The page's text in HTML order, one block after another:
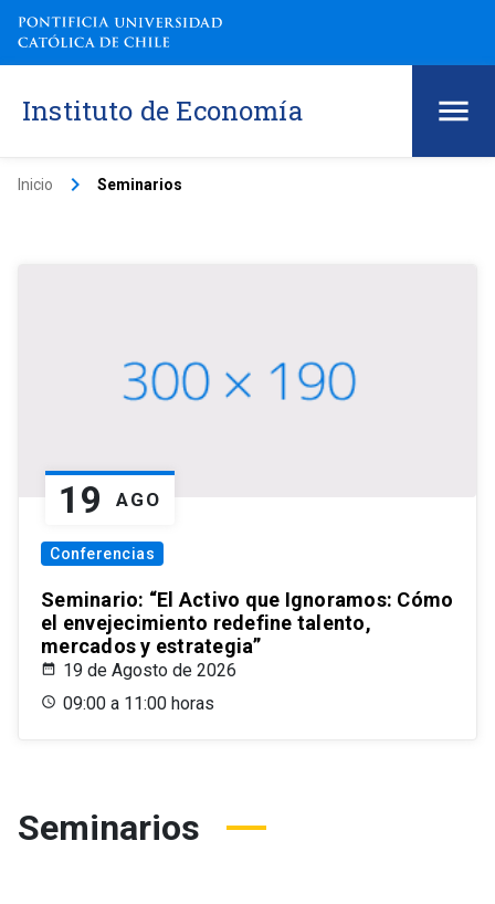
Instituto de Economía
Inicio keyboard_arrow_right Seminarios
19 AGO
Conferencias
Seminario: “El Activo que Ignoramos: Cómo
el envejecimiento redefine talento,
mercados y estrategia”
19 de Agosto de 2026
09:00 a 11:00 horas
Seminarios